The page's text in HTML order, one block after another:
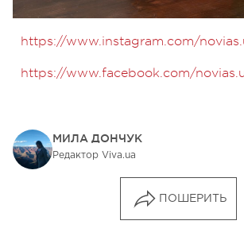
https://www.instagram.com/
https://www.facebook.com/
МИЛА ДОНЧУК
Редактор Viva.ua
ПОШЕРИТЬ